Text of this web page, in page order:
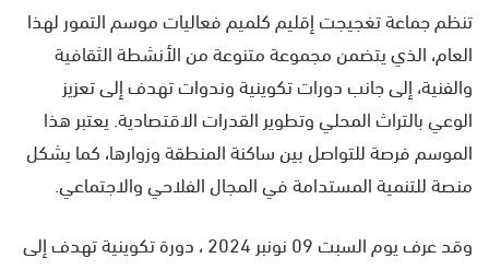
ك
ر
و
تنظم جماعة تغجيجت إقليم كلميم فعاليات موسم التمور لهذا
العام، الذي يتضمن مجموعة متنوعة من الأنشطة الثقافية
والفنية، إلى جانب دورات تكوينية وندوات تهدف إلى تعزيز
الوعي بالتراث المحلي وتطوير القدرات الاقتصادية. يعتبر هذا
الموسم فرصة للتواصل بين ساكنة المنطقة وزوارها، كما يشكل
منصة للتنمية المستدامة في المجال الفلاحي والاجتماعي.
وقد عرف يوم السبت 09 نونبر 2024 ، دورة تكوينية تهدف إلى